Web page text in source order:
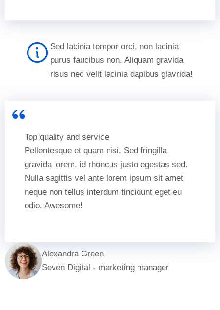
Sed lacinia tempor orci, non lacinia
purus faucibus non. Aliquam gravida
risus nec velit lacinia dapibus glavrida!
Top quality and service
Pellentesque et quam nisi. Sed fringilla
gravida lorem, id rhoncus justo egestas sed.
Nulla sagittis vel ante lorem ipsum sit amet
neque non tellus interdum tincidunt eget eu
odio. Awesome!
Alexandra Green
Seven Digital - marketing manager